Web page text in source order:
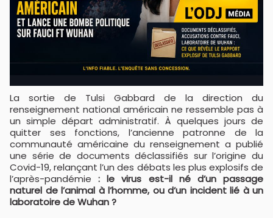
La sortie de Tulsi Gabbard de la direction du
renseignement national américain ne ressemble pas à
un simple départ administratif. À quelques jours de
quitter ses fonctions, l’ancienne patronne de la
communauté américaine du renseignement a publié
une série de documents déclassifiés sur l’origine du
Covid-19, relançant l’un des débats les plus explosifs de
l’après-pandémie: le virus est-il né d’un passage
naturel de l’animal à l’homme, ou d’un incident lié à un
laboratoire de Wuhan ?